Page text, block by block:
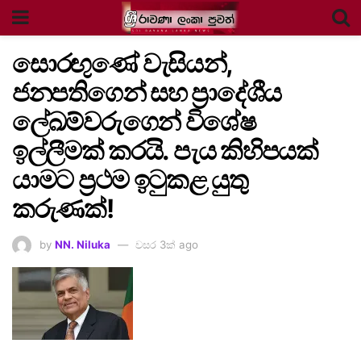
සොරඟුණේ වැසියන්,
ජනපතිගෙන් සහ ප්‍රාදේශීය
ලේඛම්වරුගෙන් විශේෂ
ඉල්ලීමක් කරයි. පැය කිහිපයක්
යාමට ප්‍රථම ඉටුකළ යුතු
කරුණක්!
by NN. Niluka වසර 3ක් ago